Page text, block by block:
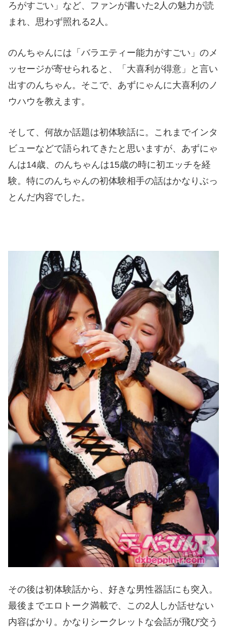
ろがすごい」など、ファンが書いた2人の魅力が読
まれ、思わず照れる2人。
のんちゃんには「バラエティー能力がすごい」のメ
ッセージが寄せられると、「大喜利が得意」と言い
出すのんちゃん。そこで、あずにゃんに大喜利のノ
ウハウを教えます。
そして、何故か話題は初体験話に。これまでインタ
ビューなどで語られてきたと思いますが、あずにゃ
んは14歳、のんちゃんは15歳の時に初エッチを経
験。特にのんちゃんの初体験相手の話はかなりぶっ
とんだ内容でした。
その後は初体験話から、好きな男性器話にも突入。
最後までエロトーク満載で、この2人しか話せない
内容ばかり。かなりシークレットな会話が飛び交う